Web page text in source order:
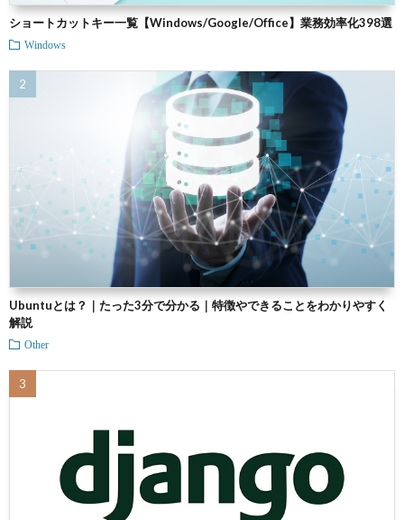
ショートカットキー一覧【Windows/Google/Office】業務効率化398選
Windows
Ubuntuとは？｜たった3分で分かる｜特徴やできることをわかりやすく
解説
Other